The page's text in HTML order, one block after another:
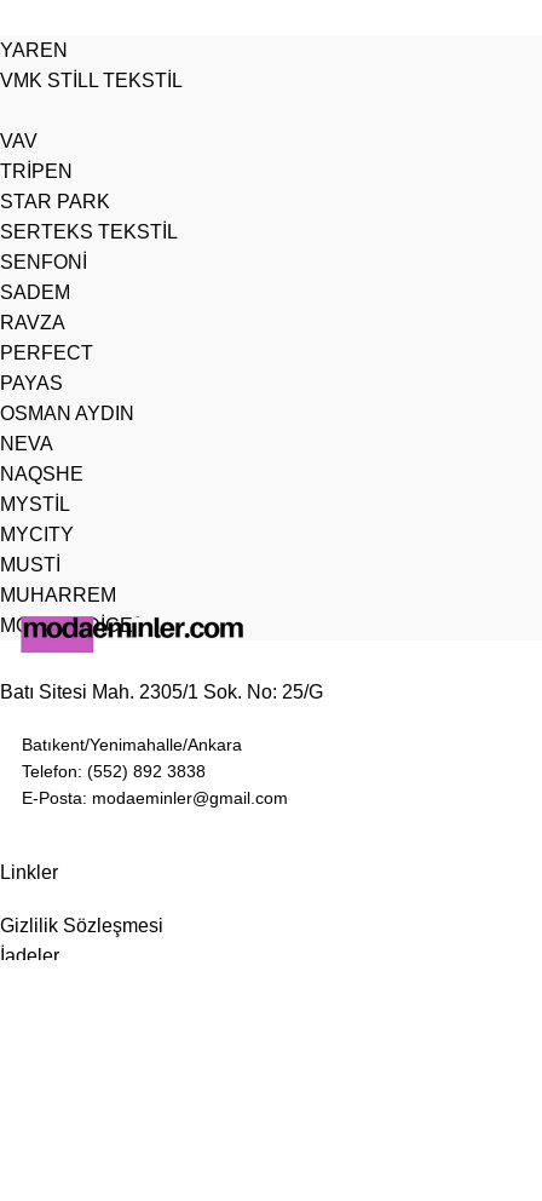
YAREN
VMK STİLL TEKSTİL
VAV
TRİPEN
STAR PARK
SERTEKS TEKSTİL
SENFONİ
SADEM
RAVZA
PERFECT
PAYAS
OSMAN AYDIN
NEVA
NAQSHE
MYSTİL
MYCITY
MUSTİ
MUHARREM
MODAHADİCE
Batı Sitesi Mah. 2305/1 Sok. No: 25/G
Batıkent/Yenimahalle/Ankara
Telefon: (552) 892 3838
E-Posta: modaeminler@gmail.com
Linkler
Gizlilik Sözleşmesi
İadeler